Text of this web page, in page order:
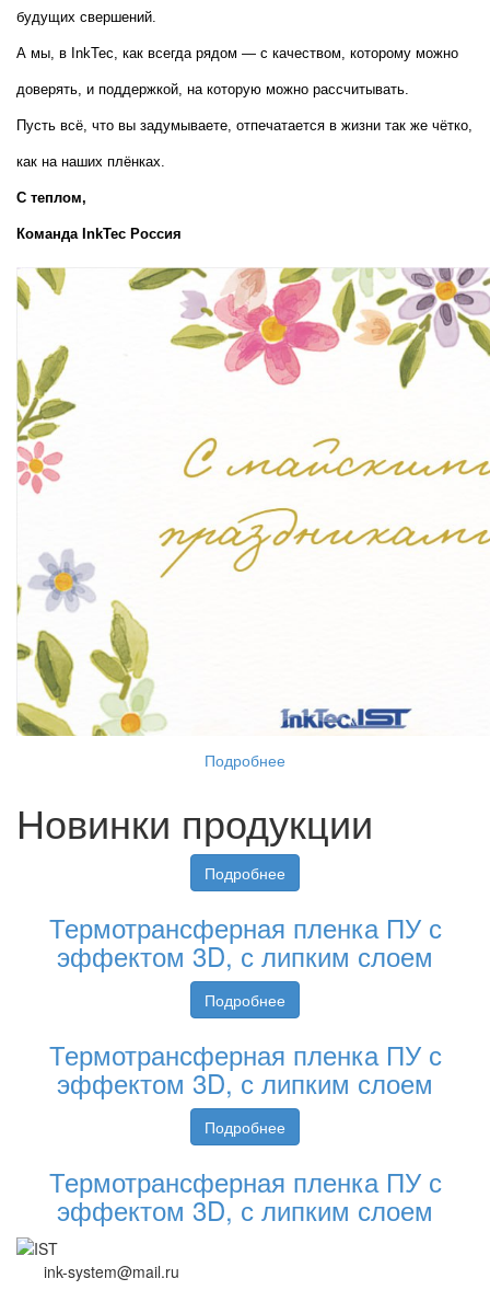
будущих свершений.
А мы, в InkTec, как всегда рядом — с качеством, которому можно
доверять, и поддержкой, на которую можно рассчитывать.
Пусть всё, что вы задумываете, отпечатается в жизни так же чётко,
как на наших плёнках.
С теплом,
Команда InkTec Россия
Подробнее
Новинки продукции
Подробнее
Термотрансферная пленка ПУ с
эффектом 3D, с липким слоем
Подробнее
Термотрансферная пленка ПУ с
эффектом 3D, с липким слоем
Подробнее
Термотрансферная пленка ПУ с
эффектом 3D, с липким слоем
ink-system@mail.ru